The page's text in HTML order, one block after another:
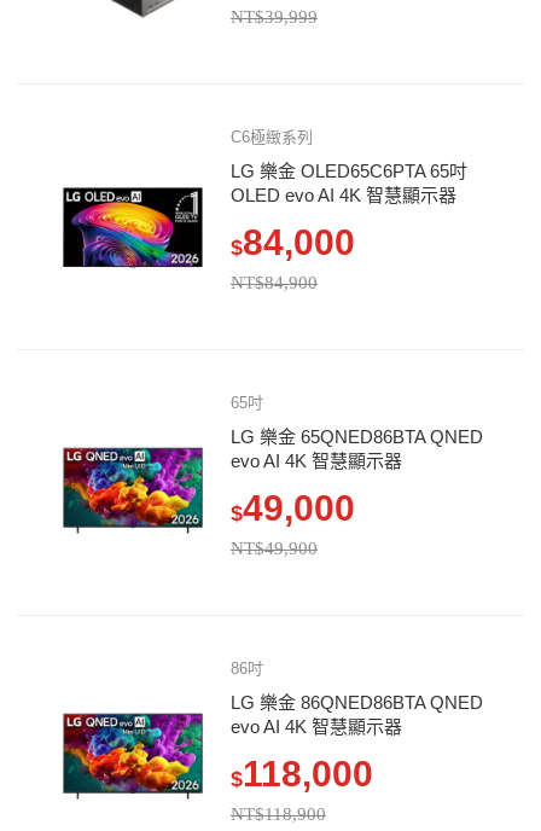
NT$39,999
C6極緻系列
LG 樂金 OLED65C6PTA 65吋
OLED evo AI 4K 智慧顯示器
$84,000
NT$84,900
65吋
LG 樂金 65QNED86BTA QNED
evo AI 4K 智慧顯示器
$49,000
NT$49,900
86吋
LG 樂金 86QNED86BTA QNED
evo AI 4K 智慧顯示器
$118,000
NT$118,900